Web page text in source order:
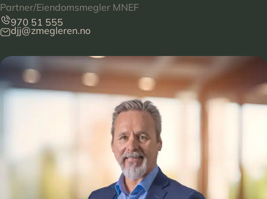
Partner/Eiendomsmegler MNEF
970 51 555
djj@zmegleren.no